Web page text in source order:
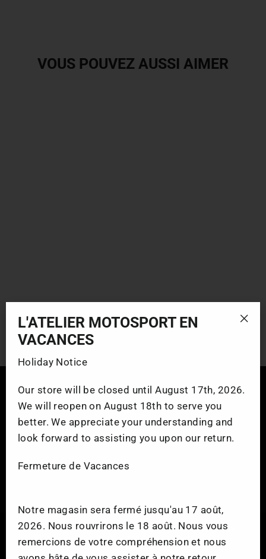
VOUS POUVEZ AUSSI AIMER
de $599.99
Nous utilisons des technologies sur notre site, telles que les cookies, pour
personnaliser le contenu et les publicités, pour fournir des fonctions de
médias sociaux et pour analyser le trafic de notre site web.
Facebook
VENTE ET SERVICE
ATELIER
MARQUES
L'ATELIER MOTOSPORT EN
VACANCES
Holiday Notice
Our store will be closed until August 17th, 2026.
We will reopen on August 18th to serve you
better. We appreciate your understanding and
look forward to assisting you upon our return.
Fermeture de Vacances
Notre magasin sera fermé jusqu'au 17 août,
2026. Nous rouvrirons le 18 août. Nous vous
remercions de votre compréhension et nous